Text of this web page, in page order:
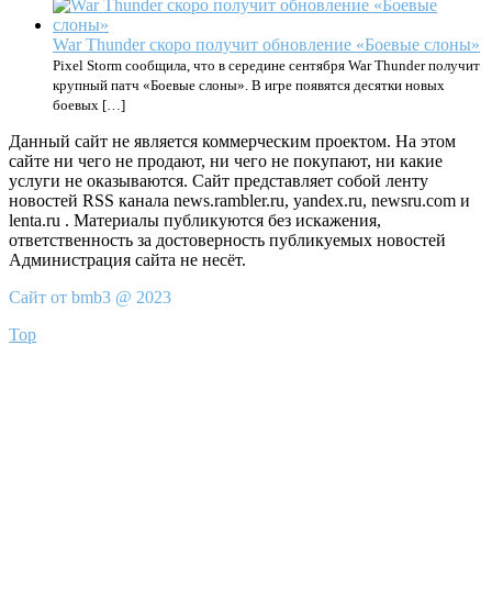
War Thunder скоро получит обновление «Боевые слоны»
Pixel Storm сообщила, что в середине сентября War Thunder получит
крупный патч «Боевые слоны». В игре появятся десятки новых
боевых […]
Данный сайт не является коммерческим проектом. На этом
сайте ни чего не продают, ни чего не покупают, ни какие
услуги не оказываются. Сайт представляет собой ленту
новостей RSS канала news.rambler.ru, yandex.ru, newsru.com и
lenta.ru . Материалы публикуются без искажения,
ответственность за достоверность публикуемых новостей
Администрация сайта не несёт.
Сайт от bmb3 @ 2023
Top